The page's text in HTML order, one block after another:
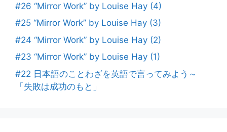
#26 “Mirror Work” by Louise Hay (4)
#25 “Mirror Work” by Louise Hay (3)
#24 “Mirror Work” by Louise Hay (2)
#23 “Mirror Work” by Louise Hay (1)
#22 日本語のことわざを英語で言ってみよう～
「失敗は成功のもと」